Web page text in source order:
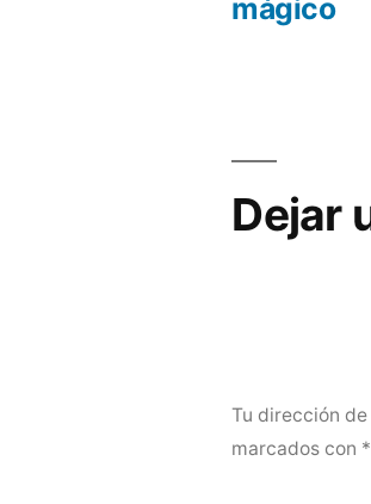
entradas
mágico
Dejar
Tu dirección
marcados con *